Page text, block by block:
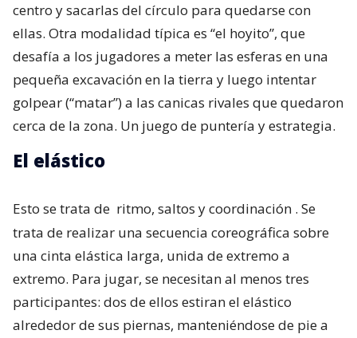
centro y sacarlas del círculo para quedarse con
ellas. Otra modalidad típica es “el hoyito”, que
desafía a los jugadores a meter las esferas en una
pequeña excavación en la tierra y luego intentar
golpear (“matar”) a las canicas rivales que quedaron
cerca de la zona. Un juego de puntería y estrategia.
El elástico
Esto se trata de ritmo, saltos y coordinación . Se
trata de realizar una secuencia coreográfica sobre
una cinta elástica larga, unida de extremo a
extremo. Para jugar, se necesitan al menos tres
participantes: dos de ellos estiran el elástico
alrededor de sus piernas, manteniéndose de pie a